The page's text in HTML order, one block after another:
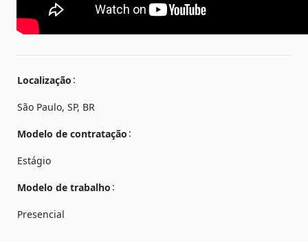
Localização
São Paulo, SP, BR
Modelo de contratação
Estágio
Modelo de trabalho
Presencial